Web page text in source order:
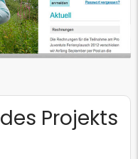
des Projekts